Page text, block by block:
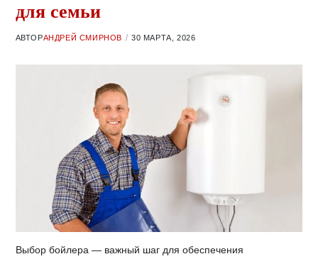
для семьи
АВТОРАНДРЕЙ СМИРНОВ 30 МАРТА, 2026
Выбор бойлера — важный шаг для обеспечения